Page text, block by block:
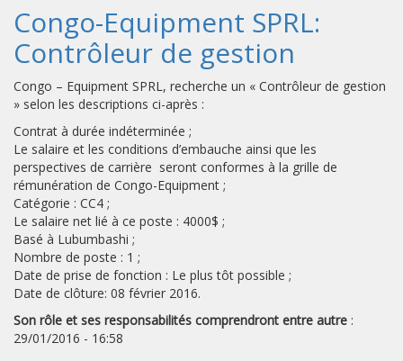
Congo-Equipment SPRL:
Contrôleur de gestion
Congo – Equipment SPRL, recherche un « Contrôleur de gestion
» selon les descriptions ci-après :
Contrat à durée indéterminée ;
Le salaire et les conditions d’embauche ainsi que les
perspectives de carrière seront conformes à la grille de
rémunération de Congo-Equipment ;
Catégorie : CC4 ;
Le salaire net lié à ce poste : 4000$ ;
Basé à Lubumbashi ;
Nombre de poste : 1 ;
Date de prise de fonction : Le plus tôt possible ;
Date de clôture: 08 février 2016.
Son rôle et ses responsabilités comprendront entre autre :
29/01/2016 - 16:58